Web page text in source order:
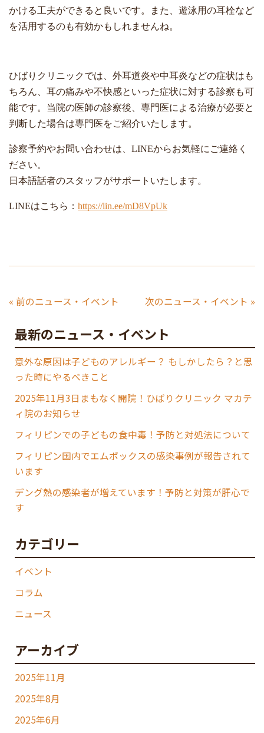
かける工夫ができると良いです。また、遊泳用の耳栓など
を活用するのも有効かもしれませんね。
ひばりクリニックでは、外耳道炎や中耳炎などの症状はも
ちろん、耳の痛みや不快感といった症状に対する診察も可
能です。当院の医師の診察後、専門医による治療が必要と
判断した場合は専門医をご紹介いたします。
診察予約やお問い合わせは、 LINEからお気軽にご連絡く
ださい。
日本語話者のスタッフがサポートいたします。
LINEはこちら： https://lin.ee/mD8VpUk
« 前のニュース・イベント 次のニュース・イベント »
最新のニュース・イベント
意外な原因は子どものアレルギー？ もしかしたら？と思
った時にやるべきこと
2025年11月3日まもなく開院！ひばりクリニック マカテ
ィ院のお知らせ
フィリピンでの子どもの食中毒！予防と対処法について
フィリピン国内でエムポックスの感染事例が報告されて
います
デング熱の感染者が増えています！予防と対策が肝心で
す
カテゴリー
イベント
コラム
ニュース
アーカイブ
2025年11月
2025年8月
2025年6月